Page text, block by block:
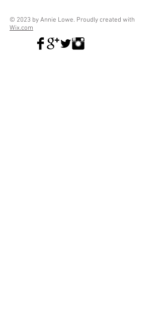
© 2023 by Annie Lowe. Proudly created with
Wix.com